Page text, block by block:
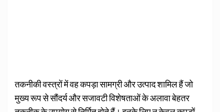
तकनीकी वस्त्रों में वह कपड़ा सामग्री और उत्पाद शामिल हैं जो
मुख्य रूप से सौंदर्य और सजावटी विशेषताओं के अलावा बेहतर